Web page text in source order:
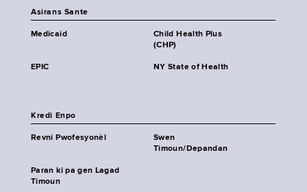
Asirans Sante
Medicaid
Child Health Plus
(CHP)
EPIC NY State of Health
Kredi Enpo
Revni Pwofesyonèl
Swen
Timoun/Depandan
Paran ki pa gen Lagad
Timoun